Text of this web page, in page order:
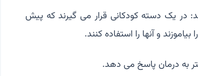
در یک دسته کودکانی قرار می گیرند که پیش
و آنها را استفاده کنند.
به درمان پاسخ می دهد.